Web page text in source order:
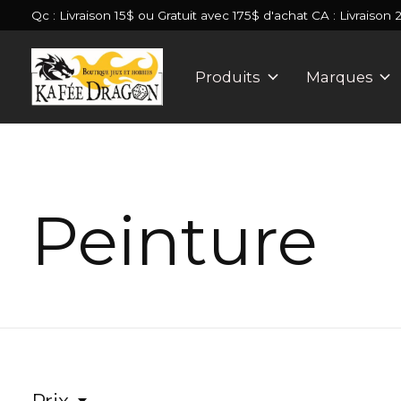
Qc : Livraison 15$ ou Gratuit avec 175$ d'achat CA : Livraison
Produits Marques
Peinture